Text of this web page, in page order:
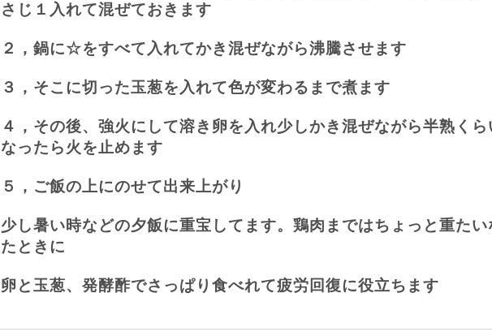
さじ１入れて混ぜておきます
２，鍋に☆をすべて入れてかき混ぜながら沸騰させます
３，そこに切った玉葱を入れて色が変わるまで煮ます
４，その後、強火にして溶き卵を入れ少しかき混ぜながら半熟く
なったら火を止めます
５，ご飯の上にのせて出来上がり
少し暑い時などの夕飯に重宝してます。鶏肉まではちょっと重たい
たときに
卵と玉葱、発酵酢でさっぱり食べれて疲労回復に役立ちます